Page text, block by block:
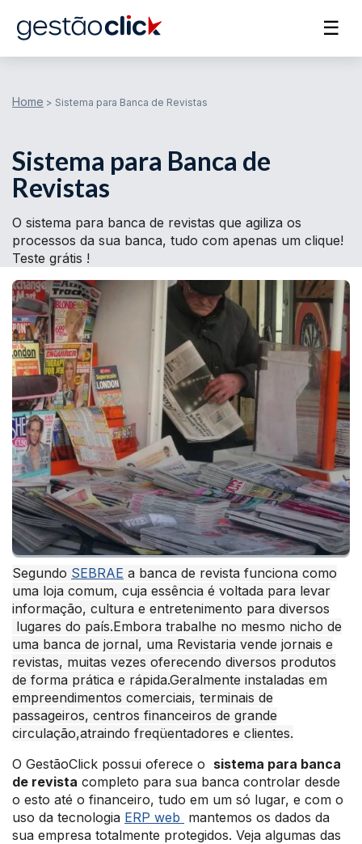
☰
Home > Sistema para Banca de Revistas
Sistema para Banca de
Revistas
O sistema para banca de revistas que agiliza os
processos da sua banca, tudo com apenas um clique!
Teste grátis !
Segundo SEBRAE a banca de revista funciona como
uma loja comum, cuja essência é voltada para levar
informação, cultura e entretenimento para diversos
lugares do país.Embora trabalhe no mesmo nicho de
uma banca de jornal, uma Revistaria vende jornais e
revistas, muitas vezes oferecendo diversos produtos
de forma prática e rápida.Geralmente instaladas em
empreendimentos comerciais, terminais de
passageiros, centros financeiros de grande
circulação,atraindo freqüentadores e clientes.
O GestãoClick possui oferece o sistema para banca
de revista completo para sua banca controlar desde
o esto até o financeiro, tudo em um só lugar, e com o
uso da tecnologia ERP web mantemos os dados da
sua empresa totalmente protegidos. Veja algumas das